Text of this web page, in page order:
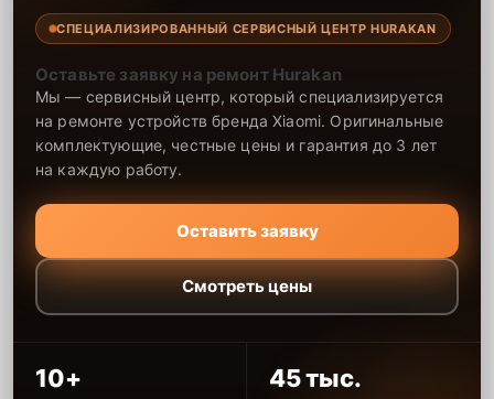
СПЕЦИАЛИЗИРОВАННЫЙ СЕРВИСНЫЙ ЦЕНТР HURAKAN
Оставьте заявку на ремонт Hurakan
Мы — сервисный центр, который специализируется
на ремонте устройств бренда Xiaomi. Оригинальные
комплектующие, честные цены и гарантия до 3 лет
на каждую работу.
Оставить заявку
Смотреть цены
10+ 45 тыс.